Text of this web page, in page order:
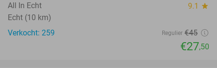
All In Echt 9.1 star
Echt (10 km)
Verkocht: 259
Regulier €45
€27,50